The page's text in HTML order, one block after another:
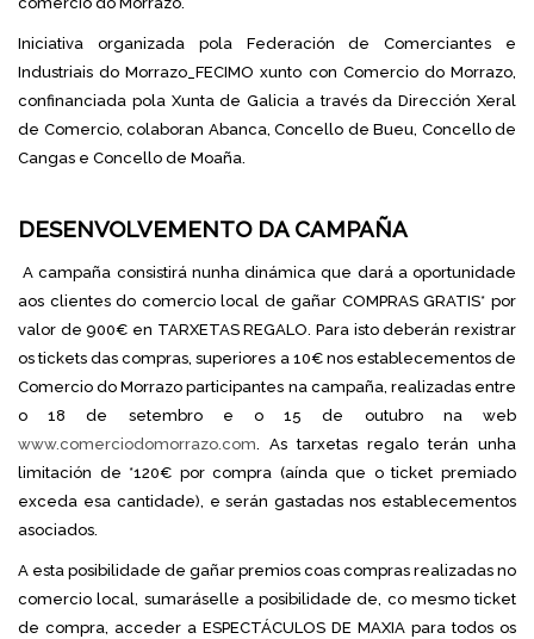
Iniciativa organizada pola Federación de Comerciantes e
Industriais do Morrazo_FECIMO xunto con Comercio do Morrazo,
confinanciada pola Xunta de Galicia a través da Dirección Xeral
de Comercio, colaboran Abanca, Concello de Bueu, Concello de
Cangas e Concello de Moaña.
DESENVOLVEMENTO DA CAMPAÑA
A campaña consistirá nunha dinámica que dará a oportunidade
aos clientes do comercio local de gañar COMPRAS GRATIS* por
valor de 900€ en TARXETAS REGALO. Para isto deberán rexistrar
os tickets das compras, superiores a 10€ nos establecementos de
Comercio do Morrazo participantes na campaña, realizadas entre
o 18 de setembro e o 15 de outubro na web
www.comerciodomorrazo.com . As tarxetas regalo terán unha
limitación de *120€ por compra (aínda que o ticket premiado
exceda esa cantidade), e serán gastadas nos establecementos
asociados.
A esta posibilidade de gañar premios coas compras realizadas no
comercio local, sumaráselle a posibilidade de, co mesmo ticket
de compra, acceder a ESPECTÁCULOS DE MAXIA para todos os